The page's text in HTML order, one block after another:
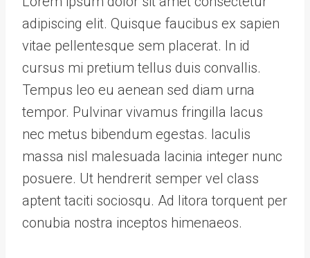
adipiscing elit. Quisque faucibus ex sapien
vitae pellentesque sem placerat. In id
cursus mi pretium tellus duis convallis.
Tempus leo eu aenean sed diam urna
tempor. Pulvinar vivamus fringilla lacus
nec metus bibendum egestas. Iaculis
massa nisl malesuada lacinia integer nunc
posuere. Ut hendrerit semper vel class
aptent taciti sociosqu. Ad litora torquent per
conubia nostra inceptos himenaeos.